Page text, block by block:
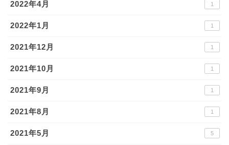
2022年4月 1
2022年1月 1
2021年12月 1
2021年10月 1
2021年9月 1
2021年8月 1
2021年5月 5